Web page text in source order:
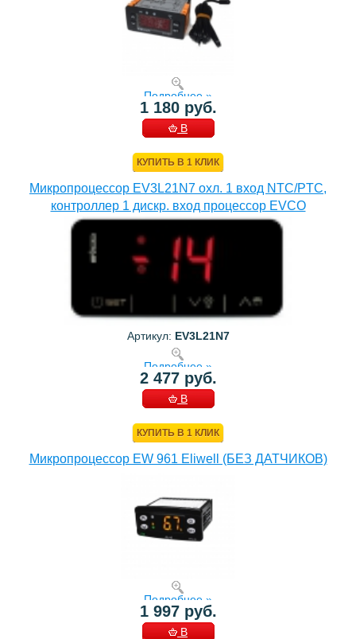
Подробнее »
1 180 руб.
В
КУПИТЬ В 1 КЛИК
Микропроцессор EV3L21N7 охл. 1 вход NTC/PTC,
контроллер 1 дискр. вход процессор EVCO
Артикул: EV3L21N7
Подробнее »
2 477 руб.
В
КУПИТЬ В 1 КЛИК
Микропроцессор EW 961 Eliwell (БЕЗ ДАТЧИКОВ)
Подробнее »
1 997 руб.
В